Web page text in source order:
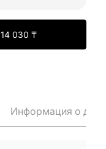
14 030 ₸
Информация о